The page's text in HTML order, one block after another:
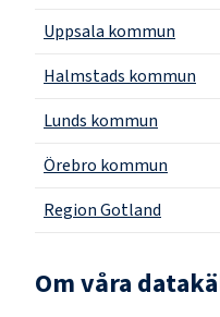
Uppsala kommun
Halmstads kommun
Lunds kommun
Örebro kommun
Region Gotland
Om våra